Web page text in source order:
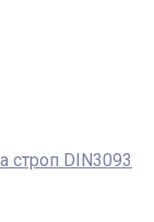
строп DIN3093